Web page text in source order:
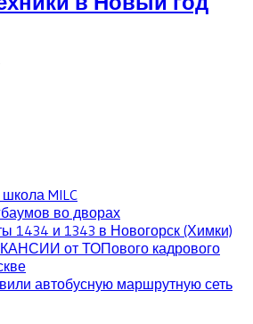
MILC
во дворах
1434 и 1343 в Новогорск (Химки)
от ТОПового кадрового
автобусную маршрутную сеть